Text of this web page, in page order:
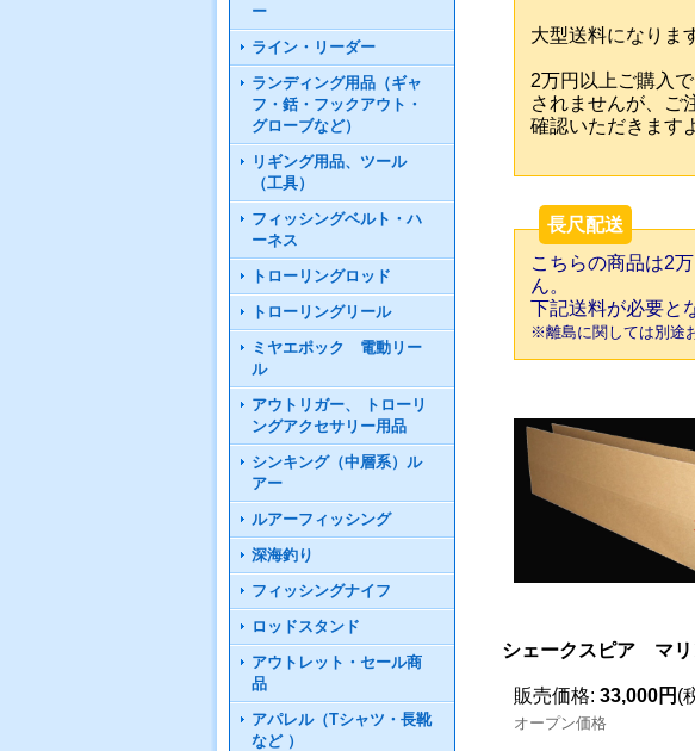
ー
ライン・リーダー
ランディング用品（ギャ
フ・銛・フックアウト・
グローブなど）
リギング用品、ツール
（工具）
フィッシングベルト・ハ
ーネス
トローリングロッド
トローリングリール
ミヤエポック 電動リー
ル
アウトリガー、 トローリ
ングアクセサリー用品
シンキング（中層系）ル
アー
ルアーフィッシング
深海釣り
フィッシングナイフ
ロッドスタンド
アウトレット・セール商
品
アパレル（Tシャツ・長靴
など ）
大型送料になりま
2万円以上ご購入
されませんが、ご
確認いただきます
長尺配送
こちらの商品は2
ん。
下記送料が必要と
※離島に関しては別途
シェークスピア マ
販売価格: 33,000円 (
オープン価格